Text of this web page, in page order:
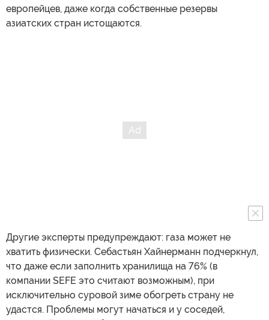
европейцев, даже когда собственные резервы
азиатских стран истощаются.
Другие эксперты предупреждают: газа может не
хватить физически. Себастьян Хайнерманн подчеркнул,
что даже если заполнить хранилища на 76% (в
компании SEFE это считают возможным), при
исключительно суровой зиме обогреть страну не
удастся. Проблемы могут начаться и у соседей,